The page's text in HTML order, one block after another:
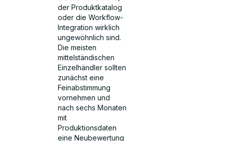
der Produktkatalog
oder die Workflow-
Integration wirklich
ungewöhnlich sind.
Die meisten
mittelständischen
Einzelhändler sollten
zunächst eine
Feinabstimmung
vornehmen und
nach sechs Monaten
mit
Produktionsdaten
eine Neubewertung